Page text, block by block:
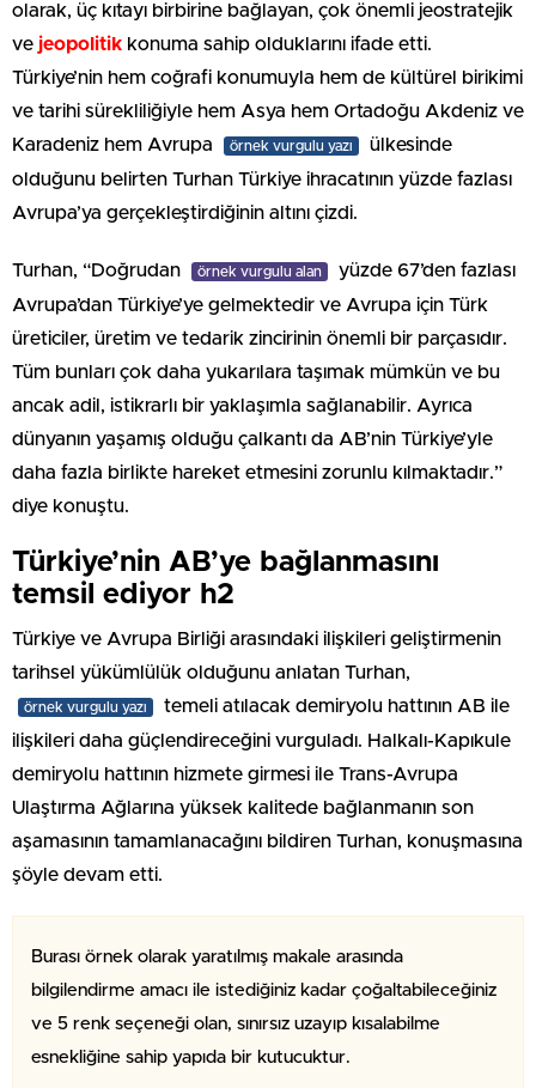
olarak, üç kıtayı birbirine bağlayan, çok önemli jeostratejik
ve jeopolitik konuma sahip olduklarını ifade etti.
Türkiye’nin hem coğrafi konumuyla hem de kültürel birikimi
ve tarihi sürekliliğiyle hem Asya hem Ortadoğu Akdeniz ve
Karadeniz hem Avrupa
örnek vurgulu yazı
ülkesinde
olduğunu belirten Turhan Türkiye ihracatının yüzde fazlası
Avrupa’ya gerçekleştirdiğinin altını çizdi.
Turhan, “Doğrudan örnek vurgulu alan
yüzde 67’den fazlası
Avrupa’dan Türkiye’ye gelmektedir ve Avrupa için Türk
üreticiler, üretim ve tedarik zincirinin önemli bir parçasıdır.
Tüm bunları çok daha yukarılara taşımak mümkün ve bu
ancak adil, istikrarlı bir yaklaşımla sağlanabilir. Ayrıca
dünyanın yaşamış olduğu çalkantı da AB’nin Türkiye’yle
daha fazla birlikte hareket etmesini zorunlu kılmaktadır.”
diye konuştu.
Türkiye’nin AB’ye bağlanmasını
temsil ediyor h2
Türkiye ve Avrupa Birliği arasındaki ilişkileri geliştirmenin
tarihsel yükümlülük olduğunu anlatan Turhan,
örnek vurgulu yazı
temeli atılacak demiryolu hattının AB ile
ilişkileri daha güçlendireceğini vurguladı. Halkalı-Kapıkule
demiryolu hattının hizmete girmesi ile Trans-Avrupa
Ulaştırma Ağlarına yüksek kalitede bağlanmanın son
aşamasının tamamlanacağını bildiren Turhan, konuşmasına
şöyle devam etti.
Burası örnek olarak yaratılmış makale arasında
bilgilendirme amacı ile istediğiniz kadar çoğaltabileceğiniz
ve 5 renk seçeneği olan, sınırsız uzayıp kısalabilme
esnekliğine sahip yapıda bir kutucuktur.